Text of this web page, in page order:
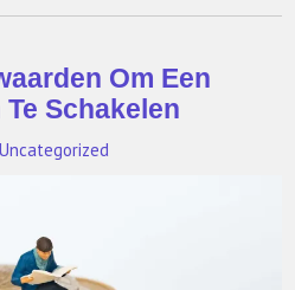
Om Een
Schakelen
Uncategorized